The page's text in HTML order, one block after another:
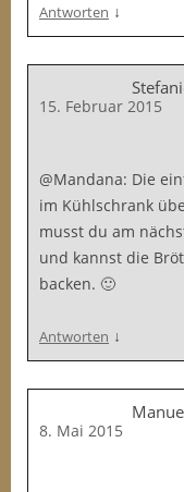
Antworten ↓
15. Februar 2015
@Mandana: Die
im Kühlschrank
musst du am
und kannst die
backen. 🙂
Antworten ↓
8. Mai 2015